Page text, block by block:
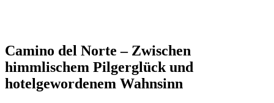
Camino del Norte – Zwischen
himmlischem Pilgerglück und
hotelgewordenem Wahnsinn